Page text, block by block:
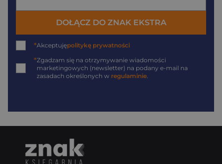
DOŁĄCZ DO ZNAK EKSTRA
*Akceptujępolitykę prywatności
*Zgadzam się na otrzymywanie wiadomości
marketingowych (newsletter) na podany e-mail na
zasadach określonych w regulaminie.